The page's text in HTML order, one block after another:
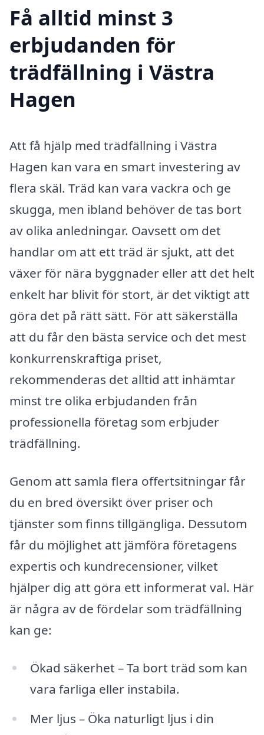
Få alltid minst 3
erbjudanden för
trädfällning i Västra
Hagen
Att få hjälp med trädfällning i Västra
Hagen kan vara en smart investering av
flera skäl. Träd kan vara vackra och ge
skugga, men ibland behöver de tas bort
av olika anledningar. Oavsett om det
handlar om att ett träd är sjukt, att det
växer för nära byggnader eller att det helt
enkelt har blivit för stort, är det viktigt att
göra det på rätt sätt. För att säkerställa
att du får den bästa service och det mest
konkurrenskraftiga priset,
rekommenderas det alltid att inhämtar
minst tre olika erbjudanden från
professionella företag som erbjuder
trädfällning.
Genom att samla flera offertsitningar får
du en bred översikt över priser och
tjänster som finns tillgängliga. Dessutom
får du möjlighet att jämföra företagens
expertis och kundrecensioner, vilket
hjälper dig att göra ett informerat val. Här
är några av de fördelar som trädfällning
kan ge:
Ökad säkerhet – Ta bort träd som kan
vara farliga eller instabila.
Mer ljus – Öka naturligt ljus i din